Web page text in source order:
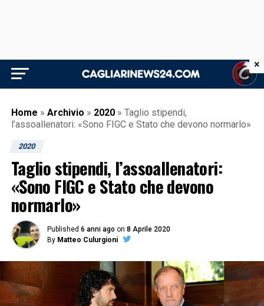
Home » Archivio » 2020 » Taglio stipendi,
l’assoallenatori: «Sono FIGC e Stato che devono normarlo»
2020
Taglio stipendi, l’assoallenatori:
«Sono FIGC e Stato che devono
normarlo»
Published 6 anni ago on 8 Aprile 2020
By Matteo Culurgioni
×